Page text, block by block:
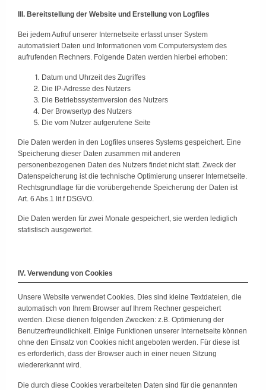
III. Bereitstellung der Website und Erstellung von Logfiles
Bei jedem Aufruf unserer Internetseite erfasst unser System
automatisiert Daten und Informationen vom Computersystem des
aufrufenden Rechners. Folgende Daten werden hierbei erhoben:
Datum und Uhrzeit des Zugriffes
Die IP-Adresse des Nutzers
Die Betriebssystemversion des Nutzers
Der Browsertyp des Nutzers
Die vom Nutzer aufgerufene Seite
Die Daten werden in den Logfiles unseres Systems gespeichert. Eine
Speicherung dieser Daten zusammen mit anderen
personenbezogenen Daten des Nutzers findet nicht statt. Zweck der
Datenspeicherung ist die technische Optimierung unserer Internetseite.
Rechtsgrundlage für die vorübergehende Speicherung der Daten ist
Art. 6 Abs.1 lit.f DSGVO.
Die Daten werden für zwei Monate gespeichert, sie werden lediglich
statistisch ausgewertet.
IV. Verwendung von Cookies
Unsere Website verwendet Cookies. Dies sind kleine Textdateien, die
automatisch von Ihrem Browser auf Ihrem Rechner gespeichert
werden. Diese dienen folgenden Zwecken: z.B. Optimierung der
Benutzerfreundlichkeit. Einige Funktionen unserer Internetseite können
ohne den Einsatz von Cookies nicht angeboten werden. Für diese ist
es erforderlich, dass der Browser auch in einer neuen Sitzung
wiedererkannt wird.
Die durch diese Cookies verarbeiteten Daten sind für die genannten